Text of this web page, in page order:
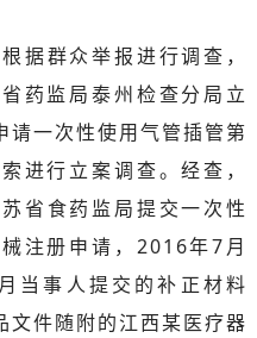
据群众举报进行调查，
药监局泰州检查分局立
请一次性使用气管插管第
进行立案调查。经查，
省食药监局提交一次性
注册申请，2016年7月
当事人提交的补正材料
文件随附的江西某医疗器